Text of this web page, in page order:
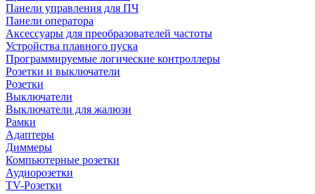
Панели управления для ПЧ
Панели оператора
Аксессуары для преобразователей частоты
Устройства плавного пуска
Программируемые логические контроллеры
Розетки и выключатели
Розетки
Выключатели
Выключатели для жалюзи
Рамки
Адаптеры
Диммеры
Компьютерные розетки
Аудиорозетки
TV-Розетки